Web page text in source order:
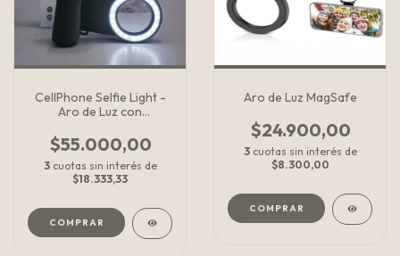
CellPhone Selfie Light -
Aro de Luz con
$55.000,00
3 cuotas sin interés de
$18.333,33
Aro de Luz MagSafe
$24.900,00
3 cuotas sin interés de
$8.300,00
COMPRAR